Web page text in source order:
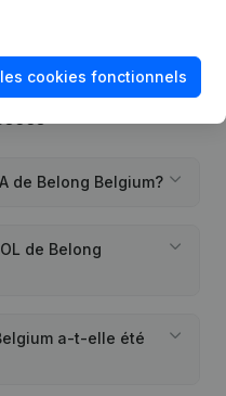
de Belong Belgium?
de Belong
a-t-elle été
cookies fonctionnels